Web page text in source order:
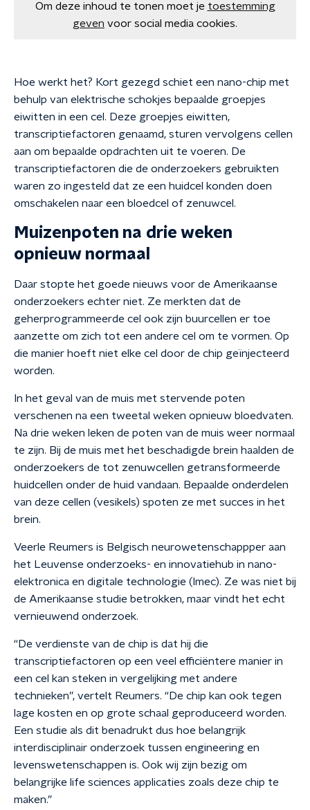
Om deze inhoud te tonen moet je toestemming
geven voor social media cookies.
Hoe werkt het? Kort gezegd schiet een nano-chip met
behulp van elektrische schokjes bepaalde groepjes
eiwitten in een cel. Deze groepjes eiwitten,
transcriptiefactoren genaamd, sturen vervolgens cellen
aan om bepaalde opdrachten uit te voeren. De
transcriptiefactoren die de onderzoekers gebruikten
waren zo ingesteld dat ze een huidcel konden doen
omschakelen naar een bloedcel of zenuwcel.
Muizenpoten na drie weken
opnieuw normaal
Daar stopte het goede nieuws voor de Amerikaanse
onderzoekers echter niet. Ze merkten dat de
geherprogrammeerde cel ook zijn buurcellen er toe
aanzette om zich tot een andere cel om te vormen. Op
die manier hoeft niet elke cel door de chip geïnjecteerd
worden.
In het geval van de muis met stervende poten
verschenen na een tweetal weken opnieuw bloedvaten.
Na drie weken leken de poten van de muis weer normaal
te zijn. Bij de muis met het beschadigde brein haalden de
onderzoekers de tot zenuwcellen getransformeerde
huidcellen onder de huid vandaan. Bepaalde onderdelen
van deze cellen (vesikels) spoten ze met succes in het
brein.
Veerle Reumers is Belgisch neurowetenschappper aan
het Leuvense onderzoeks- en innovatiehub in nano-
elektronica en digitale technologie (Imec). Ze was niet bij
de Amerikaanse studie betrokken, maar vindt het echt
vernieuwend onderzoek.
“De verdienste van de chip is dat hij die
transcriptiefactoren op een veel efficiëntere manier in
een cel kan steken in vergelijking met andere
technieken”, vertelt Reumers. “De chip kan ook tegen
lage kosten en op grote schaal geproduceerd worden.
Een studie als dit benadrukt dus hoe belangrijk
interdisciplinair onderzoek tussen engineering en
levenswetenschappen is. Ook wij zijn bezig om
belangrijke life sciences applicaties zoals deze chip te
maken.”